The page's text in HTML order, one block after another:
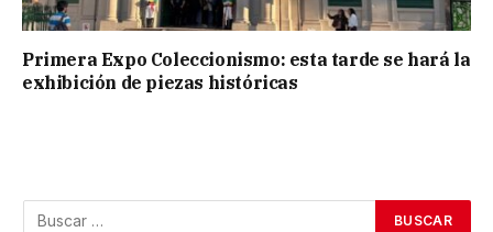
Primera Expo Coleccionismo: esta tarde se hará la
exhibición de piezas históricas